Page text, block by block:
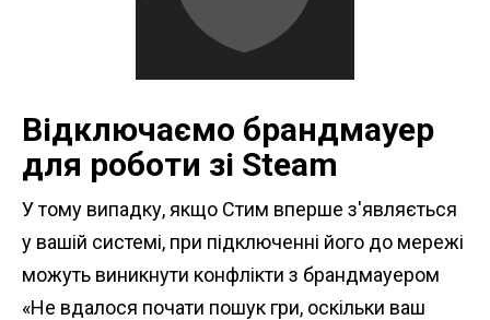
Відключаємо брандмауер
для роботи зі Steam
У тому випадку, якщо Стим вперше з'являється
у вашій системі, при підключенні його до мережі
можуть виникнути конфлікти з брандмауером
«Не вдалося почати пошук гри, оскільки ваш